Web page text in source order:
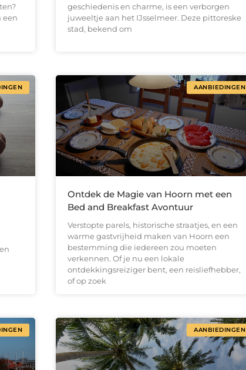
een
geschiedenis en charme, is een verborgen
juweeltje aan het IJsselmeer. Deze pittoreske
stad, bekend om
AANBIEDINGEN
Ontdek de Magie van Hoorn met een
Bed and Breakfast Avontuur
Verstopte parels, historische straatjes, en een
warme gastvrijheid maken van Hoorn een
bestemming die iedereen zou moeten
verkennen. Of je nu een lokale
ontdekkingsreiziger bent, een reisliefhebber,
of op zoek
AANBIEDINGEN